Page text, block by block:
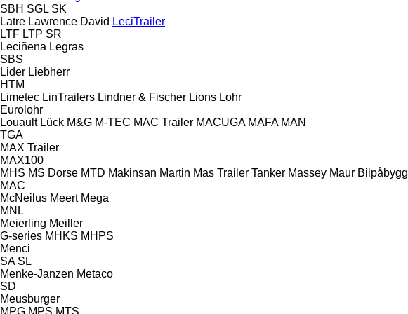
SBH SGL SK
Latre Lawrence David LeciTrailer
LTF LTP SR
Leciñena Legras
SBS
Lider Liebherr
HTM
Limetec LinTrailers Lindner & Fischer Lions Lohr
Eurolohr
Louault Lück M&G M-TEC MAC Trailer MACUGA MAFA MAN
TGA
MAX Trailer
MAX100
MHS MS Dorse MTD Makinsan Martin Mas Trailer Tanker Massey Maur Bilpåbygg
MAC
McNeilus Meert Mega
MNL
Meierling Meiller
G-series MHKS MHPS
Menci
SA SL
Menke-Janzen Metaco
SD
Meusburger
MPG MPS MTS